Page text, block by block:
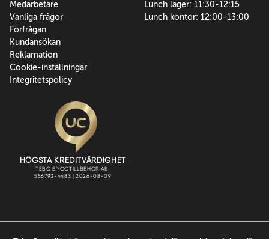
Medarbetare
Vanliga frågor
Förfrågan
Kundansökan
Reklamation
Cookie-inställningar
Integritetspolicy
Lunch lager: 11:30-12:15
Lunch kontor: 12:00-13:00